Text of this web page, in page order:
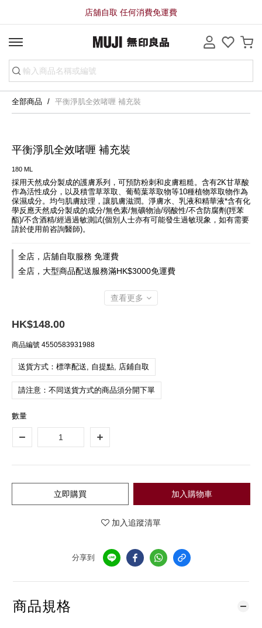
店舖自取 任何消費免運費
全部商品 平衡淨肌全效啫喱 補充裝
平衡淨肌全效啫喱 補充裝
180 ML
採用天然成分製成的護膚系列，可預防粉刺和皮膚粗糙。含有2K甘草酸
作為活性成分，以及積雪草萃取、葡萄葉萃取物等10種植物萃取物作為
保濕成分。均勻肌膚紋理，讓肌膚滋潤。淨膚水、乳液和精華液*含有化
學反應天然成分製成的成分/無色素/無礦物油/弱酸性/不含防腐劑(羥苯
酯)/不含酒精/經過過敏測試(個別人士亦有可能發生過敏現象，如有需要
請於使用前咨詢醫師)。
全店，店舖自取服務 免運費
全店，大型商品配送服務滿HK$3000免運費
查看更多
HK$148.00
商品編號 4550583931988
送貨方式：標準配送, 自提點, 店鋪自取
請注意：不同送貨方式的商品須分開下單
數量
加入購物車
立即購買
加入追蹤清單
分享到
商品規格